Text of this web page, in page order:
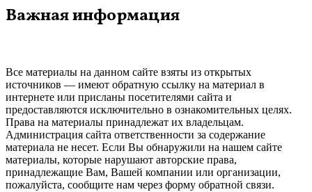
Важная информация
Все материалы на данном сайте взяты из открытых
источников — имеют обратную ссылку на материал в
интернете или присланы посетителями сайта и
предоставляются исключительно в ознакомительных целях.
Права на материалы принадлежат их владельцам.
Администрация сайта ответственности за содержание
материала не несет. Если Вы обнаружили на нашем сайте
материалы, которые нарушают авторские права,
принадлежащие Вам, Вашей компании или организации,
пожалуйста, сообщите нам через форму обратной связи.